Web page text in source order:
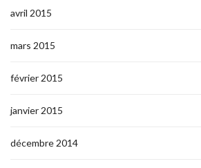
avril 2015
mars 2015
février 2015
janvier 2015
décembre 2014